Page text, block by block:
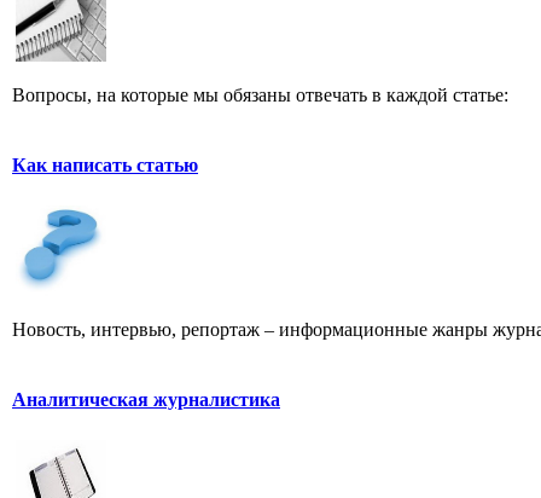
Вопросы, на которые мы обязаны отвечать в каждой статье:
Как написать статью
Новость, интервью, репортаж – информационные жанры
Аналитическая журналистика